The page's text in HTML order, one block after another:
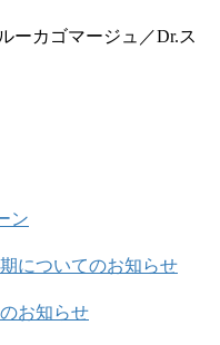
ーカゴマージュ／Dr.ス
ン
についてのお知らせ
お知らせ